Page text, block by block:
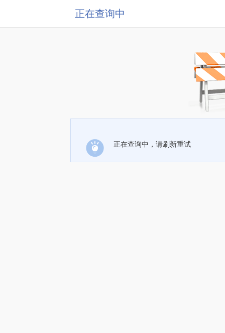
正在查询中
正在查询中，请刷新重试